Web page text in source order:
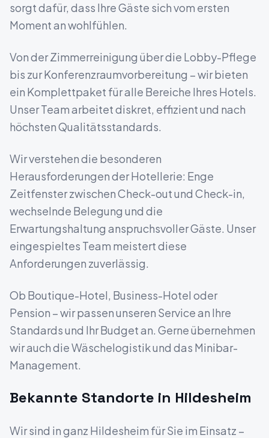
sorgt dafür, dass Ihre Gäste sich vom ersten
Moment an wohlfühlen.
Von der Zimmerreinigung über die Lobby-Pflege
bis zur Konferenzraumvorbereitung – wir bieten
ein Komplettpaket für alle Bereiche Ihres Hotels.
Unser Team arbeitet diskret, effizient und nach
höchsten Qualitätsstandards.
Wir verstehen die besonderen
Herausforderungen der Hotellerie: Enge
Zeitfenster zwischen Check-out und Check-in,
wechselnde Belegung und die
Erwartungshaltung anspruchsvoller Gäste. Unser
eingespieltes Team meistert diese
Anforderungen zuverlässig.
Ob Boutique-Hotel, Business-Hotel oder
Pension – wir passen unseren Service an Ihre
Standards und Ihr Budget an. Gerne übernehmen
wir auch die Wäschelogistik und das Minibar-
Management.
Bekannte Standorte in Hildesheim
Wir sind in ganz Hildesheim für Sie im Einsatz –